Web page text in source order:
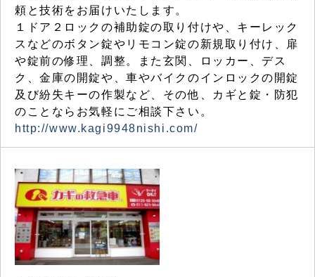
頼と技術をお届けいたします。
１ドア２ロックの補助錠の取り付けや、キーレック
スなどのボタン錠やリモコン錠の新規取り付け、扉
や錠前の修理、調整。また玄関、ロッカー、デス
ク、金庫の開錠や、車やバイクのインロックの開錠
及び紛失キーの作製など、その他、カギと錠・防犯
のことならお気軽にご相談下さい。
http://www.kagi9948nishi.com/